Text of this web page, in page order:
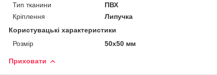
Тип тканини
ПВХ
Кріплення
Липучка
Користувацькі характеристики
Розмір
50х50 мм
Приховати